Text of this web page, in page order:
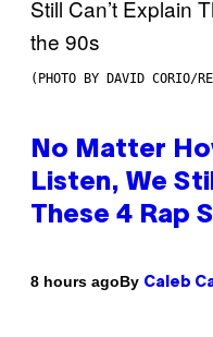
(PHOTO BY DAVID CORIO/
No Matter
Listen, We
These 4 Rap
8 hours agoBy Caleb